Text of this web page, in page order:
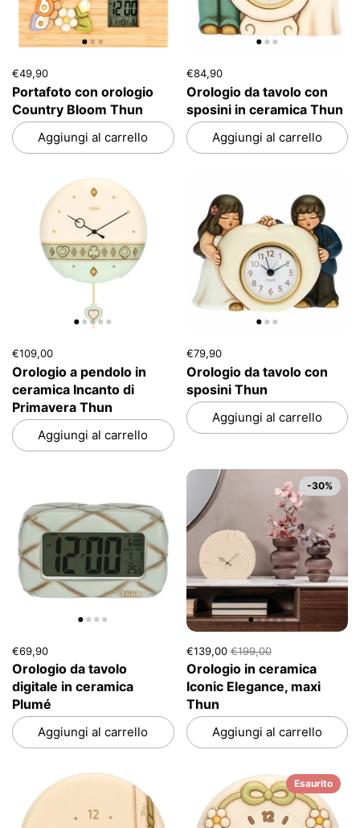
€49,90
Portafoto con orologio
Country Bloom Thun
Aggiungi al carrello
€84,90
Orologio da tavolo con
sposini in ceramica Thun
Aggiungi al carrello
€109,00
Orologio a pendolo in
ceramica Incanto di
Primavera Thun
Aggiungi al carrello
€79,90
Orologio da tavolo con
sposini Thun
Aggiungi al carrello
€69,90
Orologio da tavolo
digitale in ceramica
Plumé
Aggiungi al carrello
€139,00 €199,00
Orologio in ceramica
Iconic Elegance, maxi
Thun
Aggiungi al carrello
-30%
Esaurito